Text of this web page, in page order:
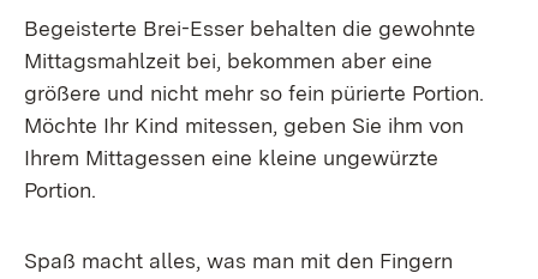
Begeisterte Brei-Esser behalten die gewohnte
Mittagsmahlzeit bei, bekommen aber eine
größere und nicht mehr so fein pürierte Portion.
Möchte Ihr Kind mitessen, geben Sie ihm von
Ihrem Mittagessen eine kleine ungewürzte
Portion.
Spaß macht alles, was man mit den Fingern